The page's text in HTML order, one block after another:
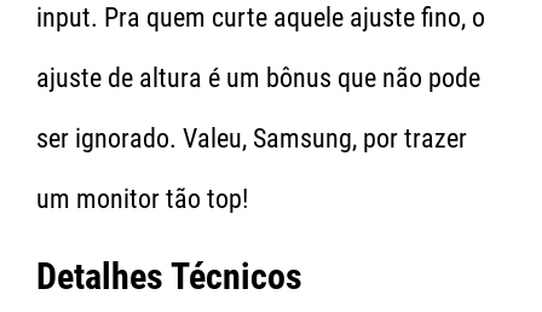
input. Pra quem curte aquele ajuste fino, o
ajuste de altura é um bônus que não pode
ser ignorado. Valeu, Samsung, por trazer
um monitor tão top!
Detalhes Técnicos